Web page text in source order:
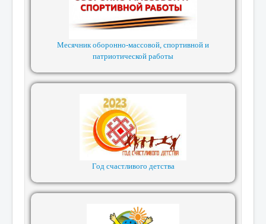
Месячник оборонно-массовой, спортивной и
патриотической работы
Год счастливого детства